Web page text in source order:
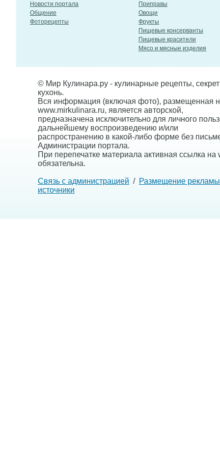
Новости портала
Общение
Фоторецепты
Приправы
Овощи
Фрукты
Пищевые консерванты
Пищевые красители
Мясо и мясные изделия
© Мир Кулинара.ру - кулинарные рецепты,
кухонь.
Вся информация (включая фото), размещенная
www.mirkulinara.ru, является авторской,
предназначена исключительно для личного
дальнейшему воспроизведению и/или
распространению в какой-либо форме без
Администрации портала.
При перепечатке материала активная ссылка на
обязательна.
Связь с администрацией / Размещение рекламы
источники